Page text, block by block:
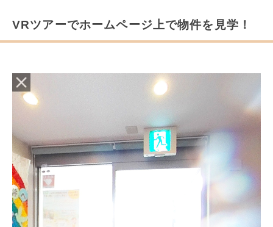
VRツアーでホームページ上で物件を見学！